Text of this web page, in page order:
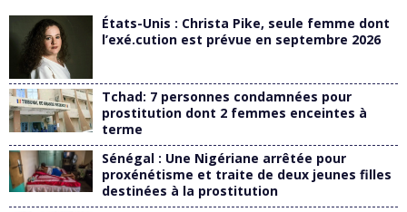
États-Unis : Christa Pike, seule femme dont
l’exé.cution est prévue en septembre 2026
Tchad: 7 personnes condamnées pour
prostitution dont 2 femmes enceintes à
terme
Sénégal : Une Nigériane arrêtée pour
proxénétisme et traite de deux jeunes filles
destinées à la prostitution